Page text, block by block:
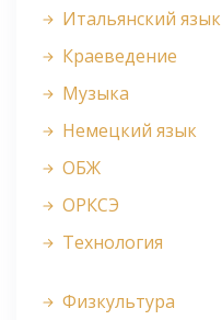
Итальянский язык
Краеведение
Музыка
Немецкий язык
ОБЖ
ОРКСЭ
Технология
Физкультура